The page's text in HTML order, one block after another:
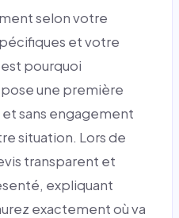
selon votre
et votre
pourquoi
une première
sans engagement
situation. Lors de
transparent et
expliquant
exactement où va